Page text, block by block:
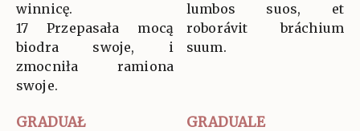
winnicę.
17 Przepasała mocą
biodra swoje, i
zmocniła ramiona
swoje.
lumbos suos, et
roborávit bráchium
suum.
GRADUAŁ GRADUALE